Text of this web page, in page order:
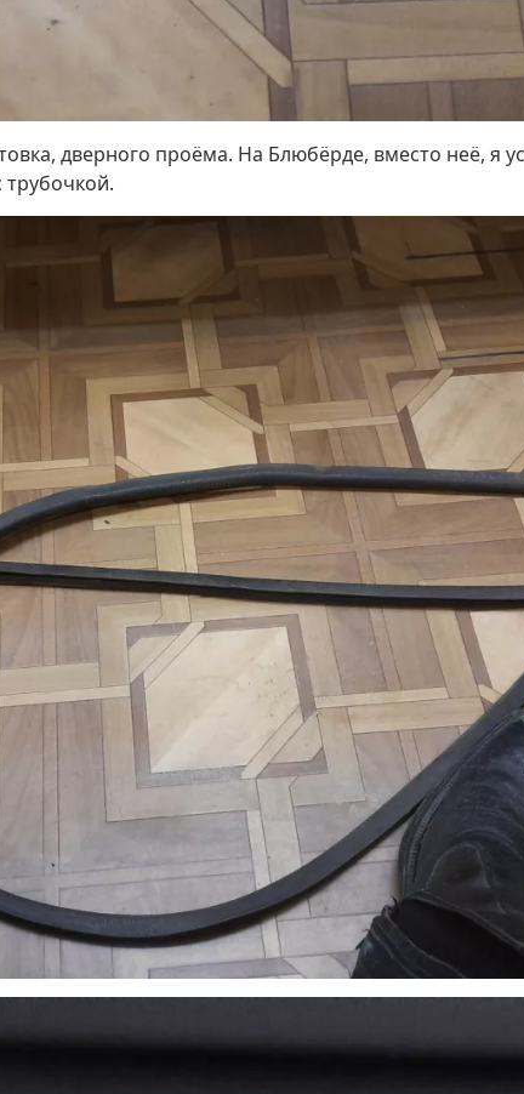
дверного проёма. На Блюбёрде, вместо неё, я